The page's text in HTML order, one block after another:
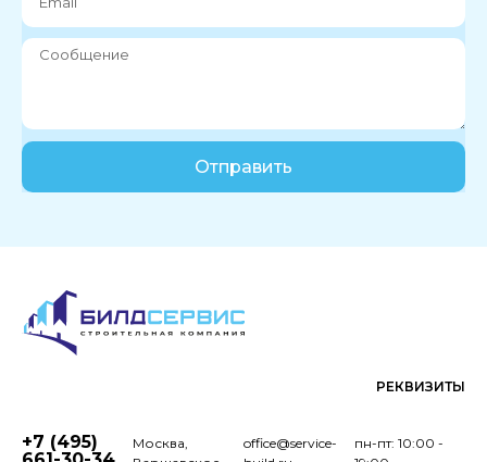
Отправить
РЕКВИЗИТЫ
+7 (495)
Москва,
пн-пт: 10:00 -
office@service-